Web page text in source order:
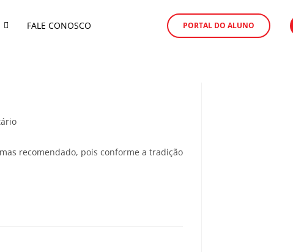
FALE CONOSCO PORTAL DO ALUNO
recomendado, pois conforme a tradição